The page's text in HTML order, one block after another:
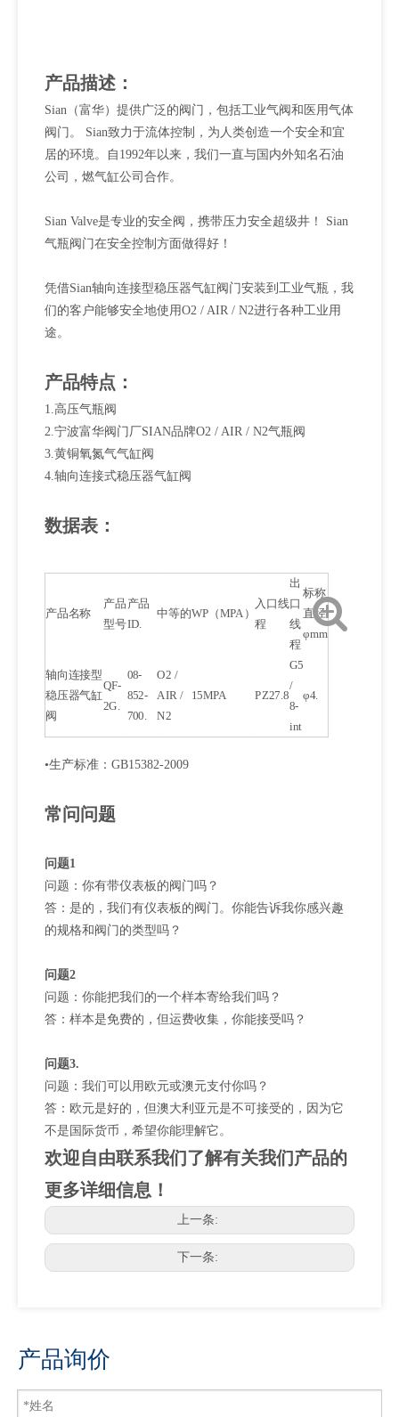
产品描述：
Sian（富华）提供广泛的阀门，包括工业气阀和医用气体
阀门。 Sian致力于流体控制，为人类创造一个安全和宜
居的环境。自1992年以来，我们一直与国内外知名石油
公司，燃气缸公司合作。
Sian Valve是专业的安全阀，携带压力安全超级井！ Sian
气瓶阀门在安全控制方面做得好！
凭借Sian轴向连接型稳压器气缸阀门安装到工业气瓶，我
们的客户能够安全地使用O2 / AIR / N2进行各种工业用
途。
产品特点：
1.高压气瓶阀
2.宁波富华阀门厂SIAN品牌O2 / AIR / N2气瓶阀
3.黄铜氧氮气气缸阀
4.轴向连接式稳压器气缸阀
数据表：
产品名称
产品
型号
产品
ID.
中等的WP（MPA）
入口线
程
出
口
线
程
标称
直径
φmm
轴向连接型
稳压器气缸
阀
QF-
2G.
08-
852-
700.
O2 /
AIR /
N2
15MPA PZ27.8
G5
/
8-
int
φ4.
•生产标准：GB15382-2009
常问问题
问题1
问题：你有带仪表板的阀门吗？
答：是的，我们有仪表板的阀门。你能告诉我你感兴趣
的规格和阀门的类型吗？
问题2
问题：你能把我们的一个样本寄给我们吗？
答：样本是免费的，但运费收集，你能接受吗？
问题3.
问题：我们可以用欧元或澳元支付你吗？
答：欧元是好的，但澳大利亚元是不可接受的，因为它
不是国际货币，希望你能理解它。
欢迎自由联系我们了解有关我们产品的
更多详细信息！
上一条:
下一条:
产品询价